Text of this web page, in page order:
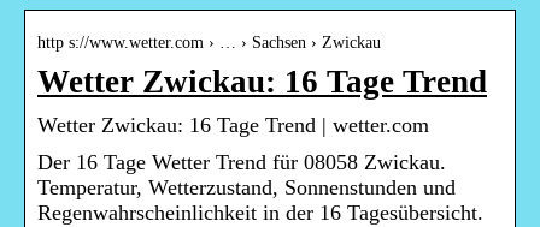
http s://www.wetter.com › … › Sachsen › Zwickau
Wetter Zwickau: 16 Tage Trend
Wetter Zwickau: 16 Tage Trend | wetter.com
Der 16 Tage Wetter Trend für 08058 Zwickau.
Temperatur, Wetterzustand, Sonnenstunden und
Regenwahrscheinlichkeit in der 16 Tagesübersicht.